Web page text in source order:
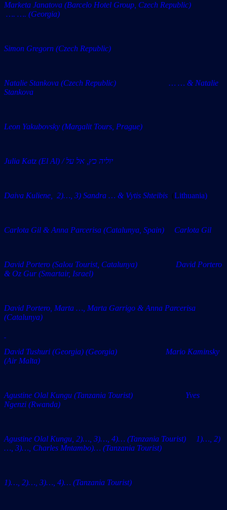
Marketa Janatova (Barcelo Hotel Group, Czech Republic)
…. …. (Georgia)
Simon Gregorn (Czech Republic)
Natalie Stankova (Czech Republic) … … & Natalie
Stankova
Leon Yakubovsky (Margalit Tours, Prague)
Julia Katz (El Al) / יוליה כץ, אל על
Daiva Kuliene, 2)…, 3) Sandra … & Vytis Shteibis (Lithuania)
Carlota Gil & Anna Parcerisa (Catalunya, Spain) Carlota Gil
David Portero (Salou Tourist, Catalunya) David Portero
& Oz Gur (Smartair, Israel)
David Portero, Marta …, Marta Garrigo & Anna Parcerisa
(Catalunya)
David Tushuri (Georgia) (Georgia) Mario Kaminsky
(Air Malta)
Agustine Olal Kungu (Tanzania Tourist) Yves
Ngenzi (Rwanda)
Agustine Olal Kungu, 2)…, 3)…, 4)… (Tanzania Tourist) 1)…, 2)
…, 3)…, Charles Mntambo)… (Tanzania Tourist)
1)…, 2)…, 3)…, 4)… (Tanzania Tourist)